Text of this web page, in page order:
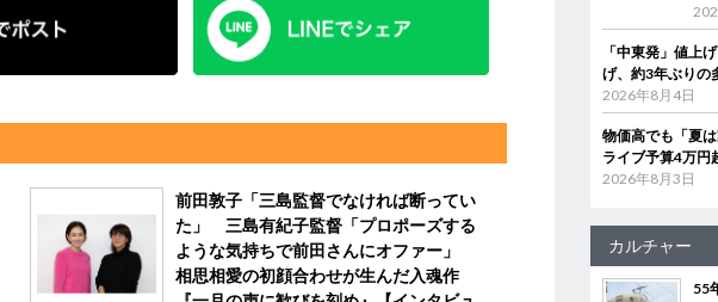
前田敦子「三島監督でなければ断ってい
た」 三島有紀子監督「プロポーズする
ような気持ちで前田さんにオファー」
相思相愛の初顔合わせが生んだ入魂作
「中東発」値上
げ、約3年ぶりの
2026年8月4日
物価高でも「夏
ライブ予算4万円
2026年8月3日
カルチャー
55